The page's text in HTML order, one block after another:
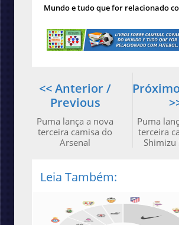
Mundo e tudo que for relacionado
Puma
terceira
Shimizu
<< Anterior /
Previous
Puma lança a nova
terceira camisa do
Arsenal
Leia Também: